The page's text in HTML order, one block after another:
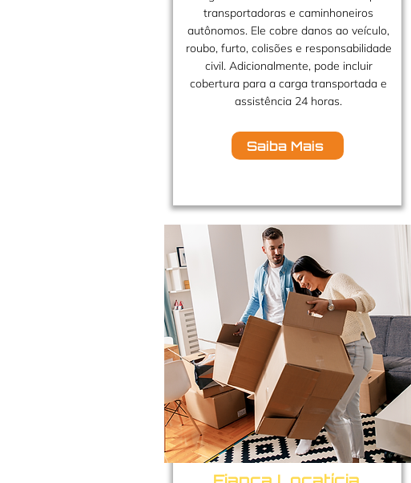
transportadoras e caminhoneiros
autônomos. Ele cobre danos ao veículo,
roubo, furto, colisões e responsabilidade
civil. Adicionalmente, pode incluir
cobertura para a carga transportada e
assistência 24 horas.
Saiba Mais